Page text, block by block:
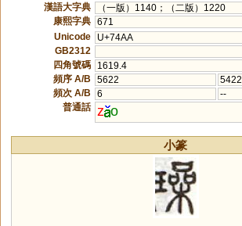
漢語大字典
（一版）1140；（二版）1220
康熙字典 671
Unicode
U+74AA
GB2312
四角號碼
1619.4
頻序 A/B
5622
5422
頻次 A/B
6
--
普通話 z o
小篆